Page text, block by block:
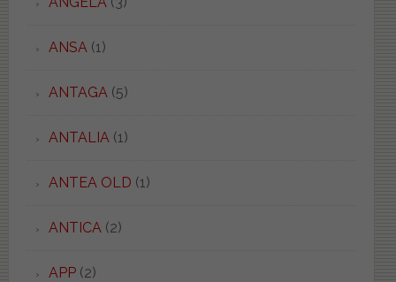
ANSA (1)
ANTAGA (5)
ANTALIA (1)
ANTEA OLD (1)
ANTICA (2)
APP(2)